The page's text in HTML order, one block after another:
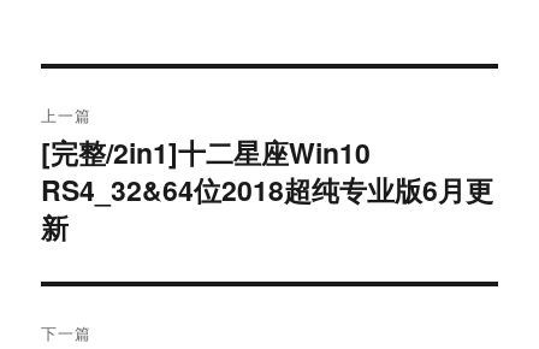
章
导
航
上一篇
上
篇
文
[完整/2in1]十二星座Win10
RS4_32&64位2018超纯专业版6月更
新
下一篇